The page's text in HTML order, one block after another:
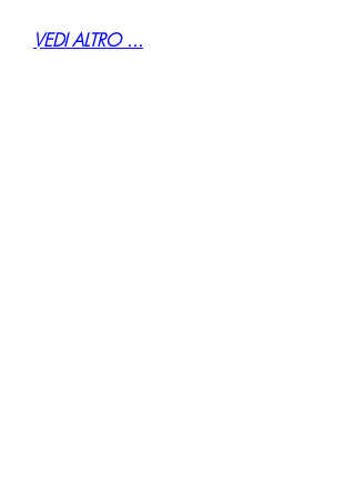
VEDI ALTRO ...